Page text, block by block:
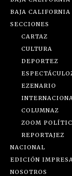
BAJA CALIFORNIA
SECCIONES
CARTAZ
CULTURA
DEPORTEZ
EZENARIO
COLUMNAZ
ZOOM
REPORTAJEZ
NACIONAL
EDICIÓN IMPRESA
NOSOTROS